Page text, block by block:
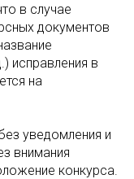
в случае
документов
исправления в
на
уведомления и
внимания
конкурса.